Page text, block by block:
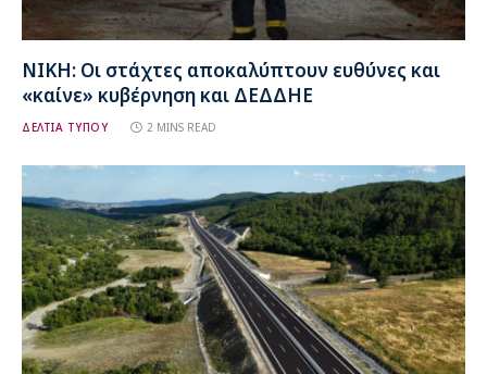
ΝΙΚΗ: Οι στάχτες αποκαλύπτουν ευθύνες και
«καίνε» κυβέρνηση και ΔΕΔΔΗΕ
ΔΕΛΤΙΑ ΤΥΠΟΥ 2 MINS READ